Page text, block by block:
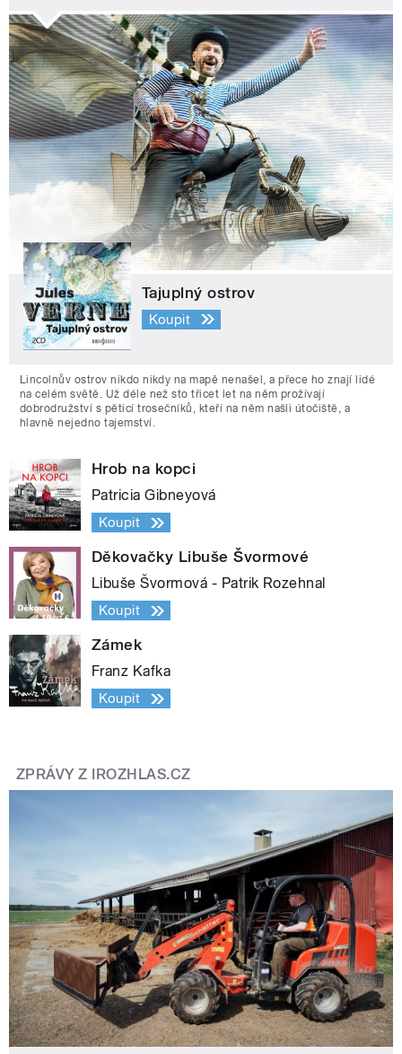
Tajuplný ostrov
Koupit
Lincolnův ostrov nikdo nikdy na mapě nenašel, a přece ho znají lidé
na celém světě. Už déle než sto třicet let na něm prožívají
dobrodružství s pěticí trosečníků, kteří na něm našli útočiště, a
hlavně nejedno tajemství.
Hrob na kopci
Patricia Gibneyová
Koupit
Děkovačky Libuše Švormové
Libuše Švormová - Patrik Rozehnal
Koupit
Zámek
Franz Kafka
Koupit
ZPRÁVY Z IROZHLAS.CZ